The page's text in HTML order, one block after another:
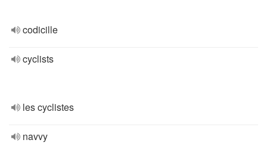
codicille
cyclists
les cyclistes
navvy